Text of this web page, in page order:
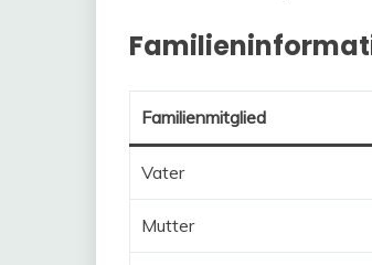
Familienmitglied
Vater
Mutter